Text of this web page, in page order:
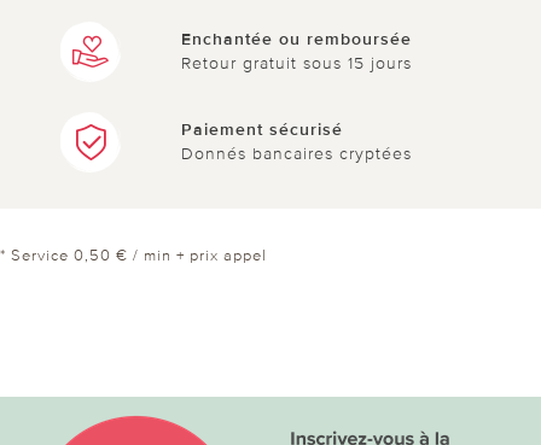
Enchantée ou remboursée
Retour gratuit sous 15 jours
Paiement sécurisé
Donnés bancaires cryptées
* Service 0,50 € / min + prix appel